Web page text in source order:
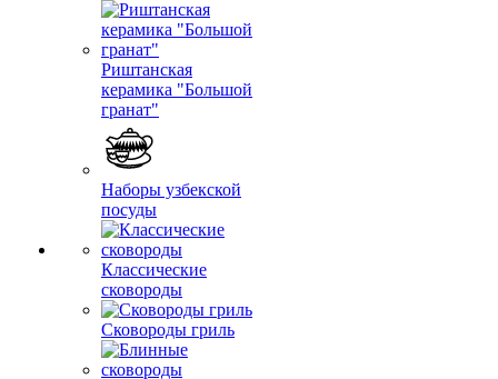
Риштанская
керамика "Большой
гранат"
Наборы узбекской
посуды
Классические
сковороды
Сковороды гриль